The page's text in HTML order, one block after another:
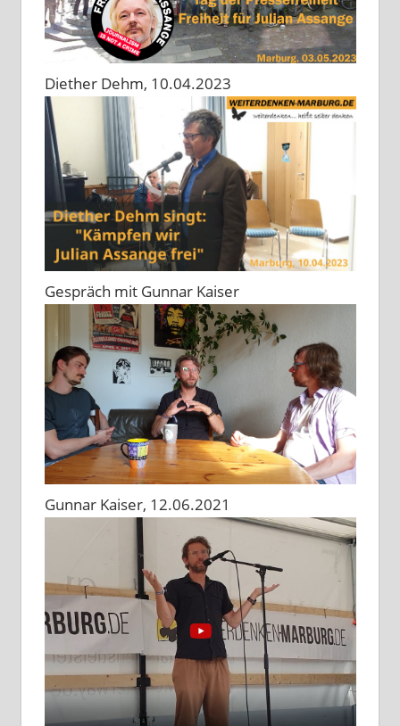
Diether Dehm, 10.04.2023
Gespräch mit Gunnar Kaiser
Gunnar Kaiser, 12.06.2021